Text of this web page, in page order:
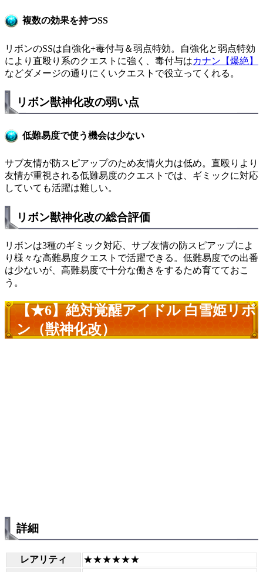
複数の効果を持つSS
リボンのSSは自強化+毒付与＆弱点特効。自強化と弱点特効
により直殴り系のクエストに強く、毒付与はカナン【爆絶】
などダメージの通りにくいクエストで役立ってくれる。
リボン獣神化改の弱い点
低難易度で使う機会は少ない
サブ友情が防スピアップのため友情火力は低め。直殴りより
友情が重視される低難易度のクエストでは、ギミックに対応
していても活躍は難しい。
リボン獣神化改の総合評価
リボンは3種のギミック対応、サブ友情の防スピアップによ
り様々な高難易度クエストで活躍できる。低難易度での出番
は少ないが、高難易度で十分な働きをするため育てておこ
う。
【★6】絶対覚醒アイドル 白雪姫リボ
ン（獣神化改）
詳細
レアリティ ★★★★★★